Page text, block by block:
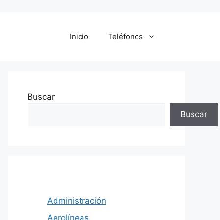
Inicio Teléfonos
Buscar
Buscar
Administración
Aerolíneas